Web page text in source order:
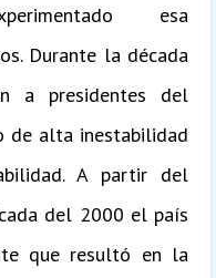
esa
Durante la década
a presidentes del
de alta inestabilidad
A partir del
del 2000 el país
que resultó en la